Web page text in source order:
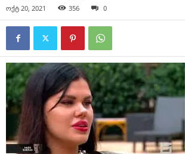
ოქტ 20, 2021 356 0